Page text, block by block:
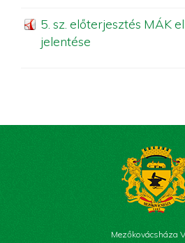
5. sz. előterjesztés MÁK
jelentése
Mezőkovácsháza